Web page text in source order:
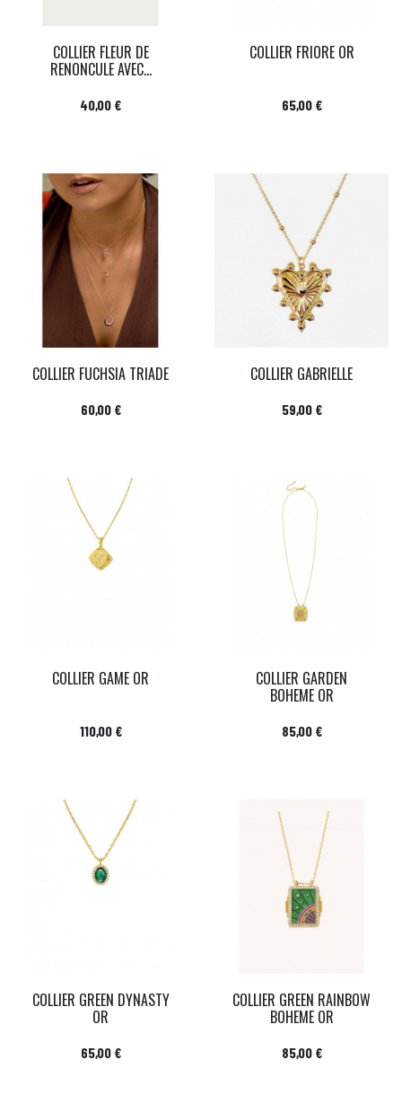
COLLIER FLEUR DE
RENONCULE AVEC...
Prix
40,00 €
COLLIER FRIORE OR
Prix
65,00 €
COLLIER FUCHSIA TRIADE
Prix
60,00 €
COLLIER GABRIELLE
Prix
59,00 €
COLLIER GAME OR
Prix
110,00 €
COLLIER GARDEN
BOHEME OR
Prix
85,00 €
COLLIER GREEN DYNASTY
OR
Prix
65,00 €
COLLIER GREEN RAINBOW
BOHEME OR
Prix
85,00 €